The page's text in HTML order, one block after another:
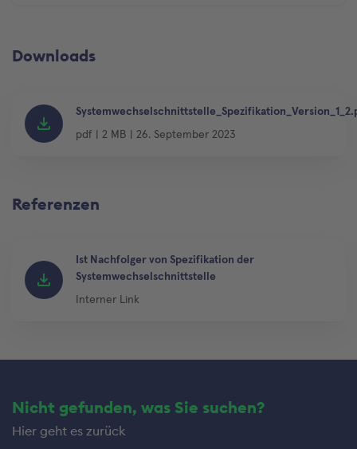
Downloads
pdf 2 MB 26. September 2023
Referenzen
Ist Nachfolger von Spezifikation der
Systemwechselschnittstelle
Interner Link
Nicht gefunden, was Sie suchen?
Hier geht es zurück